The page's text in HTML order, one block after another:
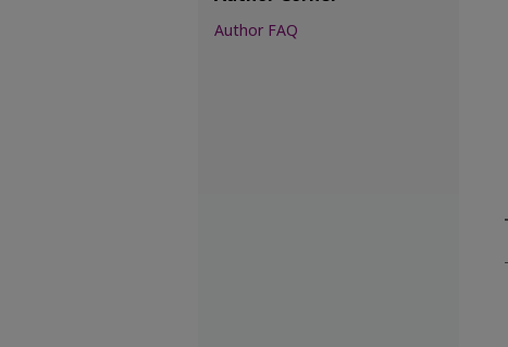
Author FAQ